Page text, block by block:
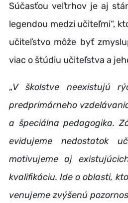
Súčasťou veľtrhov je aj
legendou medzi učiteľmi“,
učiteľstvo môže byť
viac o štúdiu učiteľstva a
„V školstve neexistujú
predprimárneho
a špeciálna pedagogika.
evidujeme nedostatok
motivujeme aj
kvalifikáciu. Ide o oblasti,
venujeme zvýšenú